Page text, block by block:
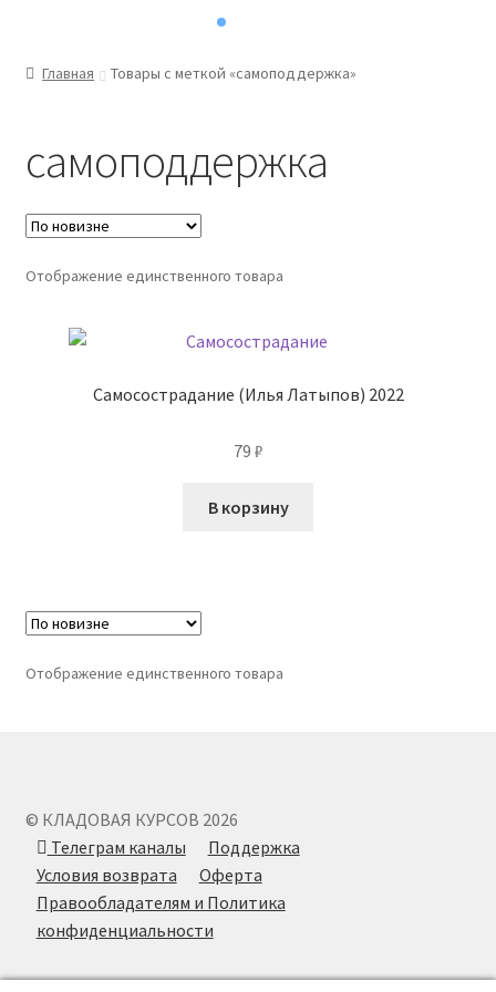
Главная Товары с меткой «самоподдержка»
самоподдержка
Отображение единственного товара
Самосострадание (Илья Латыпов) 2022
79 ₽
В корзину
Отображение единственного товара
© КЛАДОВАЯ КУРСОВ 2026
Телеграм каналы
Поддержка
Условия возврата
Оферта
Правообладателям и Политика
конфиденциальности